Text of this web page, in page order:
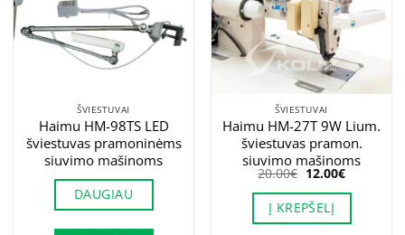
ŠVIESTUVAI
Haimu HM-98TS LED
šviestuvas pramoninėms
siuvimo mašinoms
DAUGIAU
ŠVIESTUVAI
Haimu HM-27T 9W Lium.
šviestuvas pramon.
siuvimo mašinoms
20.00€ Original
price
was:
20.00€.
12.00€Current
price
is:
Į KREPŠELĮ